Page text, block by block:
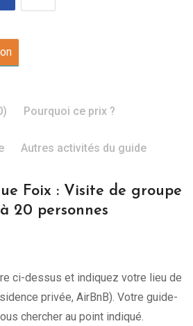
Pourquoi ce prix ?
Autres activités du guide
Foix : Visite de groupe
20 personnes
ci-dessus et indiquez votre lieu de
privée, AirBnB). Votre guide-
chercher au point indiqué.